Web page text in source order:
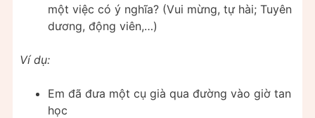
một việc có ý nghĩa? (Vui mừng, tự hài; Tuyên
dương, động viên,…)
Ví dụ:
Em đã đưa một cụ già qua đường vào giờ tan
học